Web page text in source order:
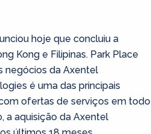
hoje que concluiu a
Kong e Filipinas. Park Place
negócios da Axentel
é uma das principais
ofertas de serviços em todo
a aquisição da Axentel